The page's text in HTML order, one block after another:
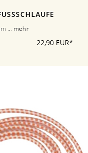
... mehr
22,90 EUR*